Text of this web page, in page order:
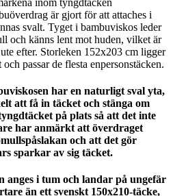
är gjort för att attaches i
svalt. Tyget i bambuviskos leder
och känns lent mot huden, vilket är
efter. Storleken 152x203 cm ligger
passar de flesta enpersonstäcken.
har en naturligt sval yta,
att få in täcket och stänga om
på plats så att det inte
har anmärkt att överdraget
och att det gör
sparkar av sig täcket.
anges i tum och landar på ungefär
än ett svenskt 150x210-täcke,